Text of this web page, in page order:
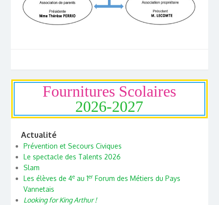
Fournitures Scolaires
2026-2027
Actualité
Prévention et Secours Civiques
Le spectacle des Talents 2026
Slam
Les élèves de 4eau 1erForum des Métiers du Pays
Vannetais
Looking for King Arthur !